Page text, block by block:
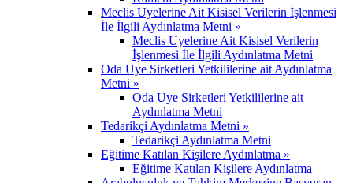
Meclis Uyelerine Ait Kisisel Verilerin İşlenmesi
İle İlgili Aydınlatma Metni »
Meclis Uyelerine Ait Kisisel Verilerin
İşlenmesi İle İlgili Aydınlatma Metni
Oda Uye Sirketleri Yetkililerine ait Aydınlatma
Metni »
Oda Uye Sirketleri Yetkililerine ait
Aydınlatma Metni
Tedarikçi Aydınlatma Metni »
Tedarikçi Aydınlatma Metni
Eğitime Katılan Kişilere Aydınlatma »
Eğitime Katılan Kişilere Aydınlatma